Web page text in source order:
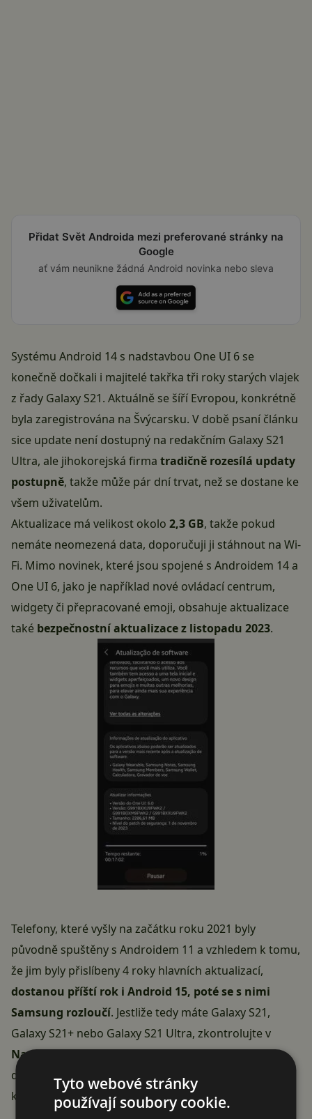
Přidat Svět Androida mezi preferované stránky na
Google
ať vám neunikne žádná Android novinka nebo sleva
Systému Android 14 s nadstavbou One UI 6 se
konečně dočkali i majitelé takřka tři roky starých vlajek
z řady Galaxy S21. Aktuálně se šíří Evropou, konkrétně
byla zaregistrována na Švýcarsku. V době psaní článku
sice update není dostupný na redakčním Galaxy S21
Ultra, ale jihokorejská firma tradičně rozesílá updaty
postupně, takže může pár dní trvat, než se dostane ke
všem uživatelům.
Aktualizace má velikost okolo 2,3 GB, takže pokud
nemáte neomezená data, doporučuji ji stáhnout na Wi-
Fi. Mimo novinek, které jsou spojené s Androidem 14a
One UI 6, jako je například nové ovládací centrum,
widgety či přepracované emoji, obsahuje aktualizace
také bezpečnostní aktualizace z listopadu 2023.
Telefony, které vyšly na začátku roku 2021 byly
původně spuštěny s Androidem 11 a vzhledem k tomu,
že jim byly přislíbeny 4 roky hlavních aktualizací,
dostanou příští rok i Android 15, poté se s nimi
Samsung rozloučí. Jestliže tedy máte Galaxy S21,
Galaxy S21+ nebo Galaxy S21 Ultra, zkontrolujte v
Nastavení > Aktualizace softwaru, zda ji máte k
dispozici, případně nám prosím dejte vědět do
komentářů.
Tyto webové stránky
používají soubory cookie.